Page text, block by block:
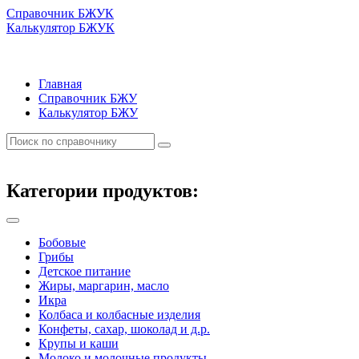
Справочник БЖУК
Калькулятор БЖУК
Главная
Справочник БЖУ
Калькулятор БЖУ
Категории продуктов:
Бобовые
Грибы
Детское питание
Жиры, маргарин, масло
Икра
Колбаса и колбасные изделия
Конфеты, сахар, шоколад и д.р.
Крупы и каши